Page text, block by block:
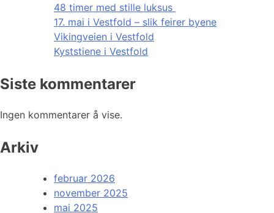
48 timer med stille luksus
17. mai i Vestfold – slik feirer byene
Vikingveien i Vestfold
Kyststiene i Vestfold
Siste kommentarer
Ingen kommentarer å vise.
Arkiv
februar 2026
november 2025
mai 2025